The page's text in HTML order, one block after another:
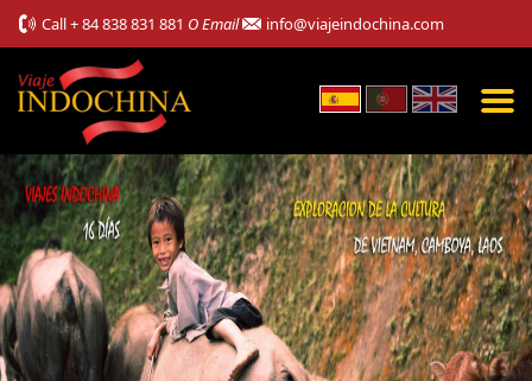
Call+ 84 838 831 881 O Email info@viajeindochina.com